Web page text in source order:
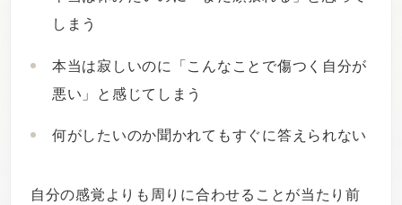
しまう
本当は寂しいのに「こんなことで傷つく自分が
悪い」と感じてしまう
何がしたいのか聞かれてもすぐに答えられない
自分の感覚よりも周りに合わせることが当たり前